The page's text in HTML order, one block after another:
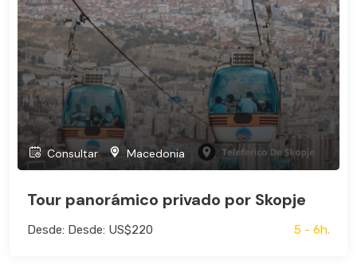
Consultar Macedonia
Tour panorámico privado por Skopje
Desde: Desde: US$220 5 - 6h.